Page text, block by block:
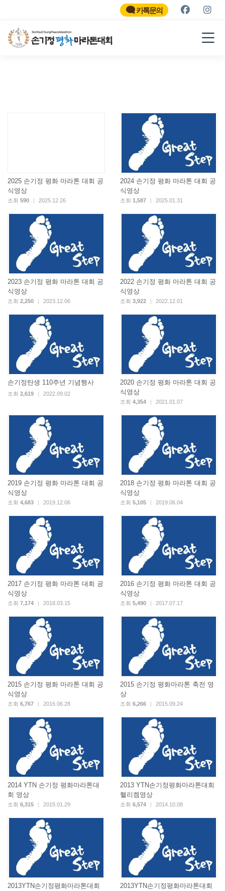
카톡문의
MARATHON
2026
2025 손기정 평화 마라톤 대회 공
식영상
조회 590 | 2025.12.26
2024 손기정 평화 마라톤 대회 공
식영상
조회 1,587 | 2025.01.31
2023 손기정 평화 마라톤 대회 공
식영상
조회 2,250 | 2023.12.06
2022 손기정 평화 마라톤 대회 공
식영상
조회 3,922 | 2022.12.01
손기정탄생 110주년 기념행사
조회 2,619 | 2022.09.02
2020 손기정 평화 마라톤 대회 공
식영상
조회 4,354 | 2021.01.07
2019 손기정 평화 마라톤 대회 공
식영상
조회 4,683 | 2019.12.06
2018 손기정 평화 마라톤 대회 공
식영상
조회 5,105 | 2019.06.04
2017 손기정 평화 마라톤 대회 공
식영상
조회 7,174 | 2018.03.15
2016 손기정 평화 마라톤 대회 공
식영상
조회 5,490 | 2017.07.17
2015 손기정 평화 마라톤 대회 공
식영상
조회 6,767 | 2016.06.28
2015 손기정 평화마라톤 축전 영
상
조회 6,266 | 2015.09.24
2014 YTN 손기정 평화마라톤대
회 영상
조회 6,315 | 2015.01.29
2013 YTN손기정평화마라톤대회
헬리켐영상
조회 6,574 | 2014.10.08
2013YTN손기정평화마라톤대회
2013YTN손기정평화마라톤대회